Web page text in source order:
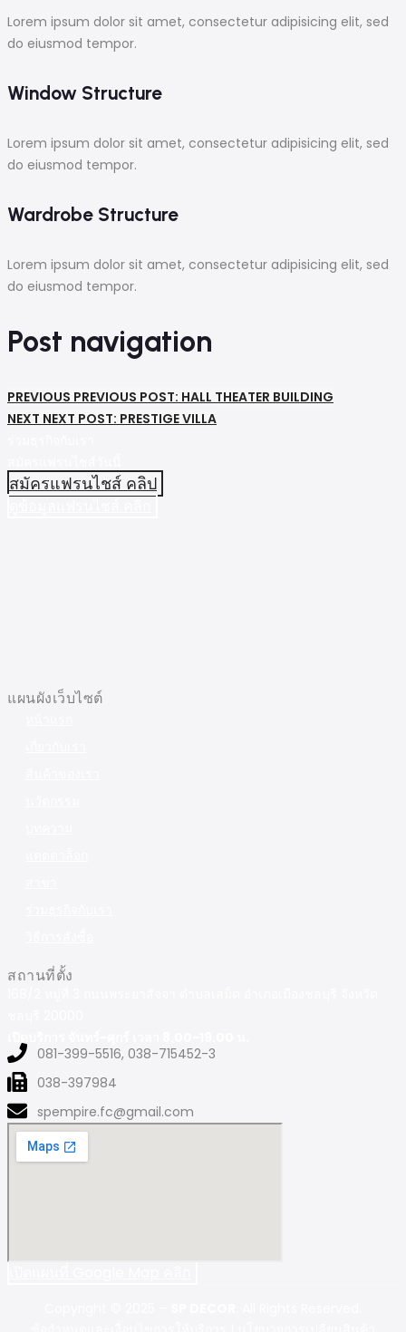
Lorem ipsum dolor sit amet, consectetur adipisicing elit, sed
do eiusmod tempor.
Window Structure
Lorem ipsum dolor sit amet, consectetur adipisicing elit, sed
do eiusmod tempor.
Wardrobe Structure
Lorem ipsum dolor sit amet, consectetur adipisicing elit, sed
do eiusmod tempor.
Post navigation
PREVIOUS PREVIOUS POST: HALL THEATER BUILDING
NEXT NEXT POST: PRESTIGE VILLA
สมัครแฟรนไชส์ คลิป
แผนผังเว็บไซต์
สถานที่ตั้ง
081-399-5516, 038-715452-3
038-397984
spempire.fc@gmail.com